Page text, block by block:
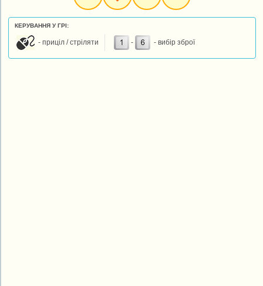
КЕРУВАННЯ У ГРІ:
- приціл / стріляти - - вибір зброї